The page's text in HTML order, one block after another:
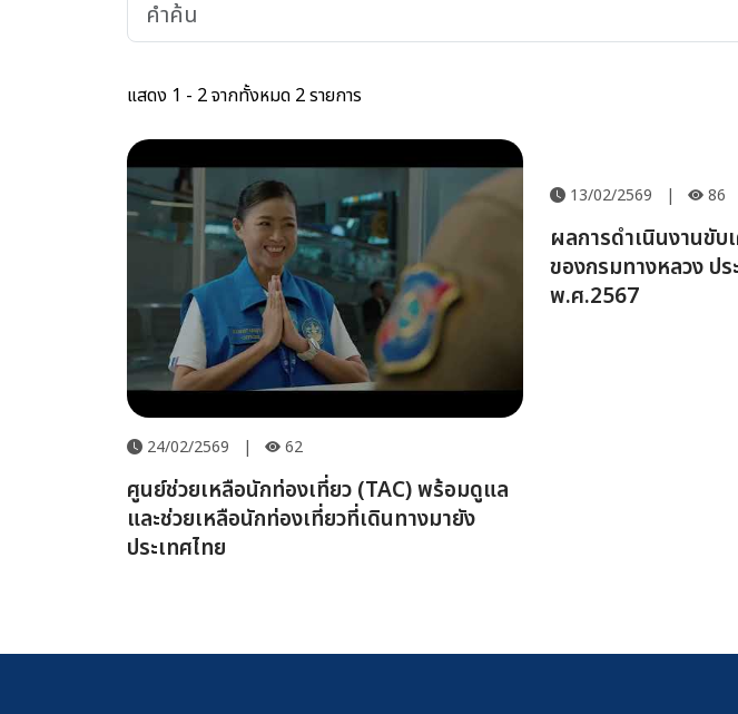
แสดง 1 - 2 จากทั้งหมด 2 รายการ
24/02/2569 | 62
ศูนย์ช่วยเหลือนักท่องเที่ยว (TAC) พร้อมดูแล
และช่วยเหลือนักท่องเที่ยวที่เดินทางมายัง
ประเทศไทย
13/02/2569 | 86
ผลการดำเนินงานขั
ของกรมทางหลวง ป
พ.ศ.2567